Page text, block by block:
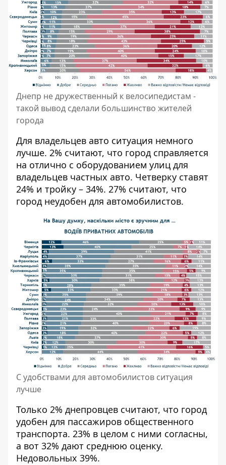
Днепр не дружественный к велосипедистам -
такой вывод сделали большинство жителей
города
Для владельцев авто ситуация немного
лучше. 2% считают, что город справляется
на отлично с оборудованием улиц для
владельцев частных авто. Четверку ставят
24% и тройку – 34%. 27% считают, что
город неудобен для автомобилистов.
С удобствами для автомобилистов ситуация
лучше
Только 2% днепровцев считают, что город
удобен для пассажиров общественного
транспорта. 23% в целом с ними согласны,
а вот 32% дают среднюю оценку.
Недовольных 39%.